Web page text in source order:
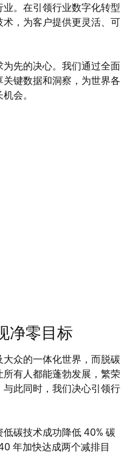
。在引领行业数字化转型
，为客户提供更灵活、可
先的决心。我们通过全面
键数据和洞察，为世界各
会。
净零目标
众的一体化世界，而脱碳
有人都能蓬勃发展，繁荣
此同时，我们决心引领行
碳技术成功降低 40% 碳
年加快达成两个减排目